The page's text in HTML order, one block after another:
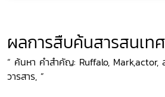
ผลการสืบค้นสารสนเทศ
“ ค้นหา คำสำคัญ: Ruffalo, Mark,actor,
วารสาร, ”